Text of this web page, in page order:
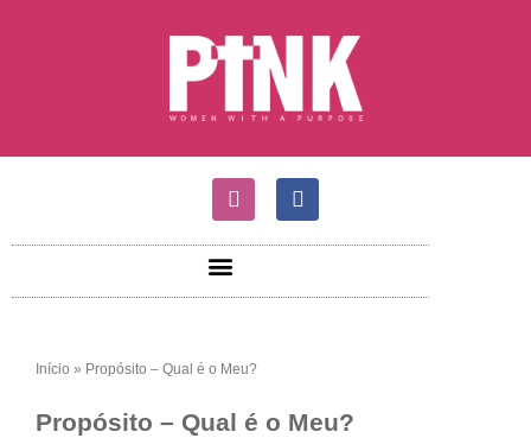
Início » Propósito – Qual é o Meu?
Propósito – Qual é o Meu?